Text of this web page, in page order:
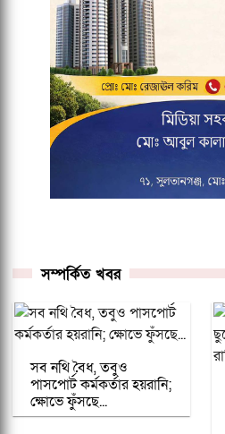
সম্পর্কিত খবর
সব নথি বৈধ, তবুও
পাসপোর্ট কর্মকর্তার হয়রানি;
ক্ষোভে ফুঁসছে...